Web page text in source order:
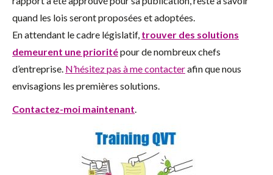
quand les lois seront proposées et adoptées.
En attendant le cadre législatif, trouver des solutions
demeurent une prioritépour de nombreux chefs
d’entreprise. N’hésitez pas à me contacterafin que nous
envisagions les premières solutions.
Contactez-moi maintenant.